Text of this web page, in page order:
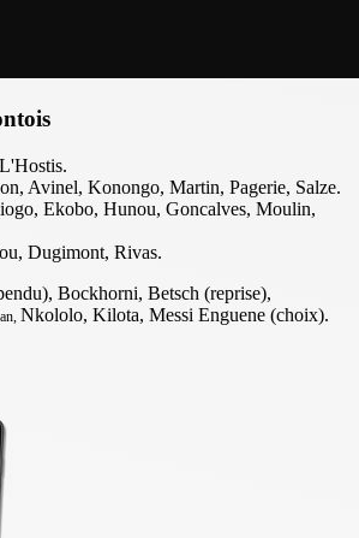
Avinel, Konongo, Martin, Pagerie, Salze.
Ekobo, Hunou, Goncalves, Moulin,
Dugimont, Rivas.
Bockhorni, Betsch (reprise),
Nkololo, Kilota, Messi Enguene (choix).